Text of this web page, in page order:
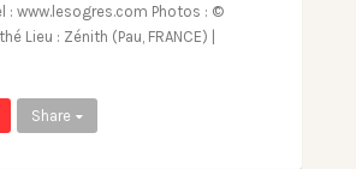
: www.lesogres.com Photos : ©
Lieu : Zénith (Pau, FRANCE) |
Share